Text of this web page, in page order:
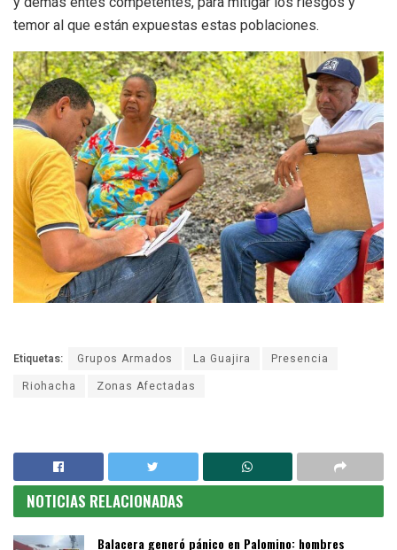
temor al que están expuestas estas poblaciones.
Etiquetas: Grupos Armados La Guajira
Presencia
Riohacha
Zonas Afectadas
NOTICIAS RELACIONADAS
Balacera generó pánico en Palomino: hombres